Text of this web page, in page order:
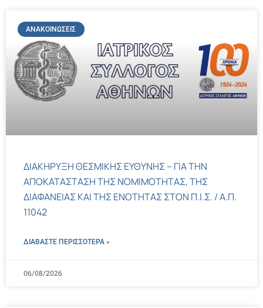
ΑΝΑΚΟΙΝΏΣΕΙΣ
ΔΙΑΚΗΡΥΞΗ ΘΕΣΜΙΚΗΣ ΕΥΘΥΝΗΣ – ΓΙΑ ΤΗΝ
ΑΠΟΚΑΤΑΣΤΑΣΗ ΤΗΣ ΝΟΜΙΜΟΤΗΤΑΣ, ΤΗΣ
ΔΙΑΦΑΝΕΙΑΣ ΚΑΙ ΤΗΣ ΕΝΟΤΗΤΑΣ ΣΤΟΝ Π.Ι.Σ. / Α.Π.
11042
ΔΙΑΒΑΣΤΕ ΠΕΡΙΣΣΌΤΕΡΑ »
06/08/2026